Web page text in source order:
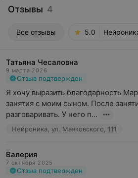
Отзывы 4
Все отзывы 5.0
Татьяна Чесаловна
9 марта 2026
Отзыв подтвержден
Я хочу выразить благодарность
занятия с моим сыном. После
разговаривать. У него п...
Нейроника, ул. Маяковского, 111
Валерия
7 октября 2025
Отзыв подтвержден